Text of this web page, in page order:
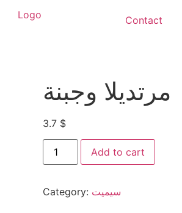
Contact
مرتديلا وجبنة
3.7 $
Add to cart
Category: سيميت